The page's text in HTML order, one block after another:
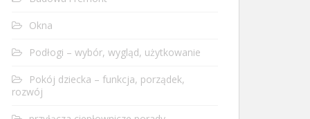
Okna
Podłogi – wybór, wygląd, użytkowanie
Pokój dziecka – funkcja, porządek,
rozwój